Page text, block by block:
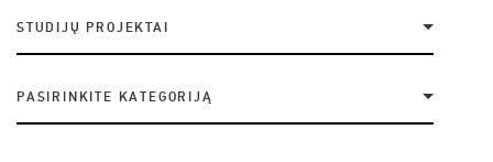
STUDIJŲ PROJEKTAI
PASIRINKITE KATEGORIJĄ